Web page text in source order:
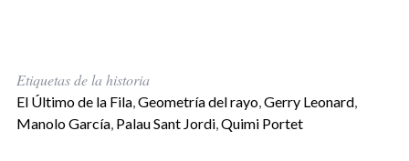
Etiquetas de la historia
El Último de la Fila,Geometría del rayo,Gerry Leonard,
Manolo García, Palau Sant Jordi,Quimi Portet